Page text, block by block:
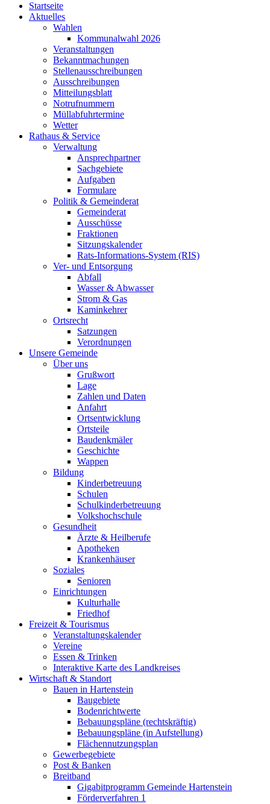
Startseite
Aktuelles
Wahlen
Kommunalwahl 2026
Veranstaltungen
Bekanntmachungen
Stellenausschreibungen
Ausschreibungen
Mitteilungsblatt
Notrufnummern
Müllabfuhrtermine
Wetter
Rathaus & Service
Verwaltung
Ansprechpartner
Sachgebiete
Aufgaben
Formulare
Politik & Gemeinderat
Gemeinderat
Ausschüsse
Fraktionen
Sitzungskalender
Rats-Informations-System (RIS)
Ver- und Entsorgung
Abfall
Wasser & Abwasser
Strom & Gas
Kaminkehrer
Ortsrecht
Satzungen
Verordnungen
Unsere Gemeinde
Über uns
Grußwort
Lage
Zahlen und Daten
Anfahrt
Ortsentwicklung
Ortsteile
Baudenkmäler
Geschichte
Wappen
Bildung
Kinderbetreuung
Schulen
Schulkinderbetreuung
Volkshochschule
Gesundheit
Ärzte & Heilberufe
Apotheken
Krankenhäuser
Soziales
Senioren
Einrichtungen
Kulturhalle
Friedhof
Freizeit & Tourismus
Veranstaltungskalender
Vereine
Essen & Trinken
Interaktive Karte des Landkreises
Wirtschaft & Standort
Bauen in Hartenstein
Baugebiete
Bodenrichtwerte
Bebauungspläne (rechtskräftig)
Bebauungspläne (in Aufstellung)
Flächennutzungsplan
Gewerbegebiete
Post & Banken
Breitband
Gigabitprogramm Gemeinde Hartenstein
Förderverfahren 1